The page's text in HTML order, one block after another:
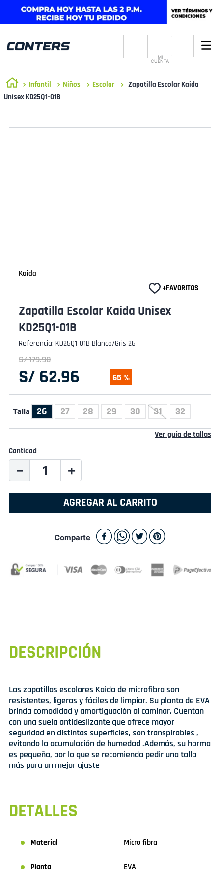
MI
CUENTA
Infantil Niños Escolar
Zapatilla Escolar Kaida
Unisex KD25Q1-01B
Kaida
Zapatilla Escolar Kaida Unisex
KD25Q1-01B
Referencia: KD25Q1-01B Blanco/Gris 26
S/179.90
S/ 62.96 65 %
Talla 26 27 28 29 30 31 32
Ver guía de tallas
Cantidad
＋
－
AGREGAR AL CARRITO
Comparte
DESCRIPCIÓN
Las zapatillas escolares Kaida de microfibra son
resistentes, ligeras y fáciles de limpiar. Su planta de EVA
brinda comodidad y amortiguación al caminar. Cuentan
con una suela antideslizante que ofrece mayor
seguridad en distintas superficies, son transpirables ,
evitando la acumulación de humedad .Además, su horma
es pequeña, por lo que se recomienda pedir una talla
más para un mejor ajuste
DETALLES
Material Micro fibra
Planta EVA